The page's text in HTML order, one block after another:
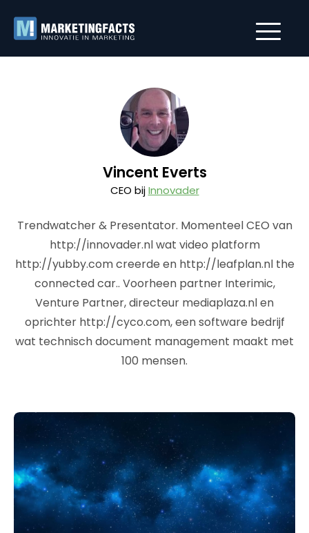
Vincent Everts
CEO bijInnovader
Trendwatcher & Presentator. Momenteel CEO van
http://innovader.nl wat video platform
http://yubby.com creerde en http://leafplan.nl the
connected car.. Voorheen partner Interimic,
Venture Partner, directeur mediaplaza.nl en
oprichter http://cyco.com, een software bedrijf
wat technisch document management maakt met
100 mensen.